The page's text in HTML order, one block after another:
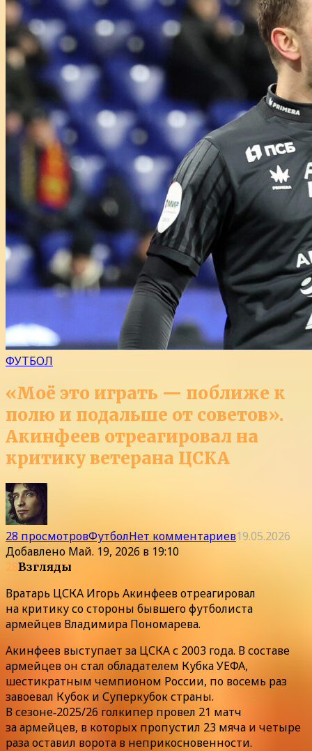
ФУТБОЛ
«Моё это играть — поближе к
полю и подальше от советов».
Акинфеев отреагировал на
критику ветерана ЦСКА
28 просмотровФутболНет комментариев19.05.2026
Добавлено Май. 19, 2026 в 19:10
28Взгляды
Вратарь ЦСКА Игорь Акинфеев отреагировал
на критику со стороны бывшего футболиста
армейцев Владимира Пономарева.
Акинфеев выступает за ЦСКА с 2003 года. В составе
армейцев он стал обладателем Кубка УЕФА,
шестикратным чемпионом России, по восемь раз
завоевал Кубок и Суперкубок страны.
В сезоне‑2025/26 голкипер провел 21 матч
за армейцев, в которых пропустил 23 мяча и четыре
раза оставил ворота в неприкосновенности.